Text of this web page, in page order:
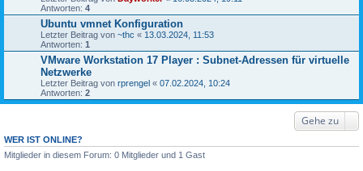
Antworten: 4
Ubuntu vmnet Konfiguration
Letzter Beitrag von ~thc « 13.03.2024, 11:53
Antworten: 1
VMware Workstation 17 Player : Subnet-Adressen für virtuelle
Netzwerke
Letzter Beitrag von rprengel « 07.02.2024, 10:24
Antworten: 2
Gehe zu
WER IST ONLINE?
Mitglieder in diesem Forum: 0 Mitglieder und 1 Gast